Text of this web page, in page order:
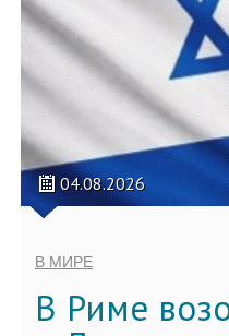
04.08.2026
В МИРЕ
В Риме